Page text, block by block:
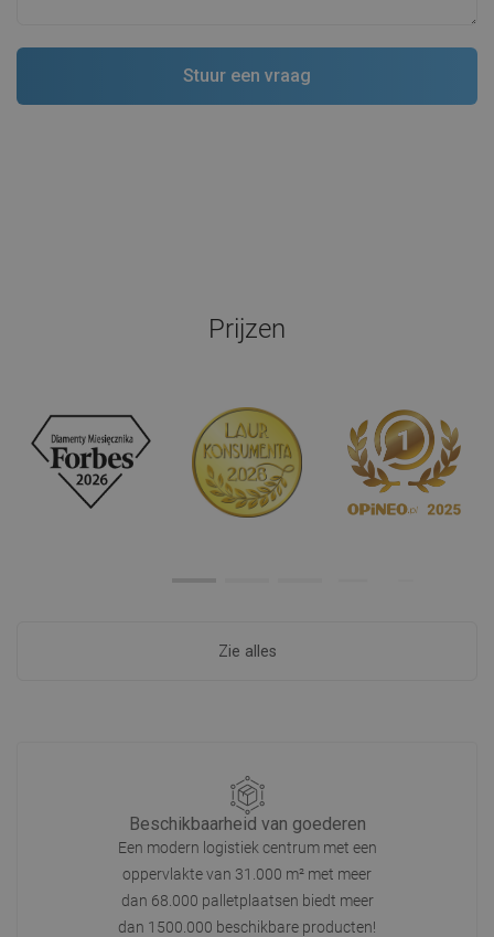
Prijzen
Zie alles
Beschikbaarheid van goederen
Een modern logistiek centrum met een
oppervlakte van 31.000 m² met meer
dan 68.000 palletplaatsen biedt meer
dan 1500.000 beschikbare producten!